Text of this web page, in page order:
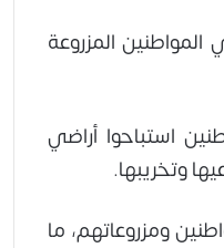
المزروعة
استباحوا أراضي
وتخريبها.
ومزروعاتهم، ما